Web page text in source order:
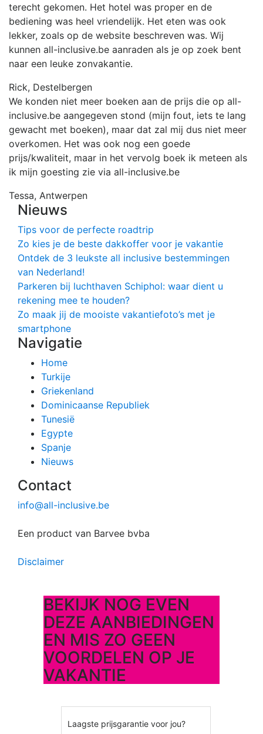
terecht gekomen. Het hotel was proper en de
bediening was heel vriendelijk. Het eten was ook
lekker, zoals op de website beschreven was. Wij
kunnen all-inclusive.be aanraden als je op zoek bent
naar een leuke zonvakantie.
Rick, Destelbergen
We konden niet meer boeken aan de prijs die op all-
inclusive.be aangegeven stond (mijn fout, iets te lang
gewacht met boeken), maar dat zal mij dus niet meer
overkomen. Het was ook nog een goede
prijs/kwaliteit, maar in het vervolg boek ik meteen als
ik mijn goesting zie via all-inclusive.be
Tessa, Antwerpen
Nieuws
Tips voor de perfecte roadtrip
Zo kies je de beste dakkoffer voor je vakantie
Ontdek de 3 leukste all inclusive bestemmingen
van Nederland!
Parkeren bij luchthaven Schiphol: waar dient u
rekening mee te houden?
Zo maak jij de mooiste vakantiefoto’s met je
smartphone
Navigatie
Home
Turkije
Griekenland
Dominicaanse Republiek
Tunesië
Egypte
Spanje
Nieuws
Contact
info@all-inclusive.be
Een product van Barvee bvba
Disclaimer
BEKIJK NOG EVEN
DEZE AANBIEDINGEN
EN MIS ZO GEEN
VOORDELEN OP JE
VAKANTIE
Laagste prijsgarantie voor jou?